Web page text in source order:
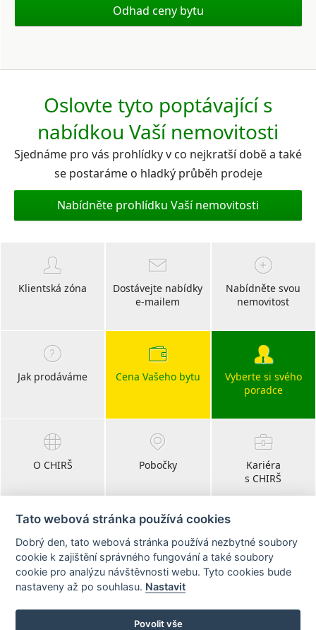
Odhad ceny bytu
Oslovte tyto poptávající s
nabídkou Vaší nemovitosti
Sjednáme pro vás prohlídky v co nejkratší době a také
se postaráme o hladký průběh prodeje
Nabídněte prohlídku Vaší nemovitosti
Klientská zóna
Dostávejte nabídky
e-mailem
Nabídněte svou
nemovitost
Jak prodáváme Cena Vašeho bytu
Vyberte si svého
poradce
O CHIRŠ Pobočky
Kariéra
s CHIRŠ
Blog
realitní články
Tato webová stránka používá cookies
Dobrý den, tato webová stránka používá nezbytné soubory
cookie k zajištění správného fungování a také soubory
cookie pro analýzu návštěvnosti webu. Tyto cookies bude
nastaveny až po souhlasu. Nastavit
Povolit vše